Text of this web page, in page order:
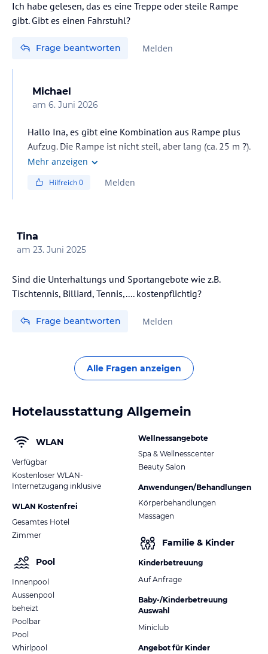
Ich habe gelesen, das es eine Treppe oder steile Rampe
gibt. Gibt es einen Fahrstuhl?
Frage beantworten Melden
Michael
am 6. Juni 2026
Hallo Ina, es gibt eine Kombination aus Rampe plus
Aufzug. Die Rampe ist nicht steil, aber lang (ca. 25 m ?).
und dann der Rest mit Aufzug.
Mehr anzeigen
Hilfreich0 Melden
Tina
am 23. Juni 2025
Sind die Unterhaltungs und Sportangebote wie z.B.
Tischtennis, Billiard, Tennis,.... kostenpflichtig?
Frage beantworten Melden
Alle Fragen anzeigen
Hotelausstattung Allgemein
WLAN
Verfügbar
Kostenloser WLAN-
Internetzugang inklusive
WLAN Kostenfrei
Gesamtes Hotel
Zimmer
Pool
Innenpool
Aussenpool
beheizt
Poolbar
Pool
Whirlpool
Wellnessangebote
Spa & Wellnesscenter
Beauty Salon
Anwendungen/Behandlungen
Körperbehandlungen
Massagen
Familie & Kinder
Kinderbetreuung
Auf Anfrage
Baby-/Kinderbetreuung
Auswahl
Miniclub
Angebot für Kinder